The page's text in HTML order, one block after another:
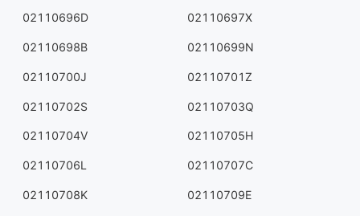
02110696D 02110697X
02110698B 02110699N
02110700J 02110701Z
02110702S 02110703Q
02110704V 02110705H
02110706L 02110707C
02110708K 02110709E